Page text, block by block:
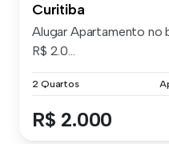
Curitiba
Alugar Apartamento no
R$ 2.0...
2 Quartos
R$ 2.000